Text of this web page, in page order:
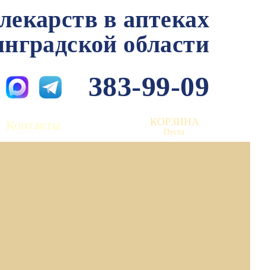
в аптеках
области
383-99-09
Контакты КОРЗИНА
Пуста